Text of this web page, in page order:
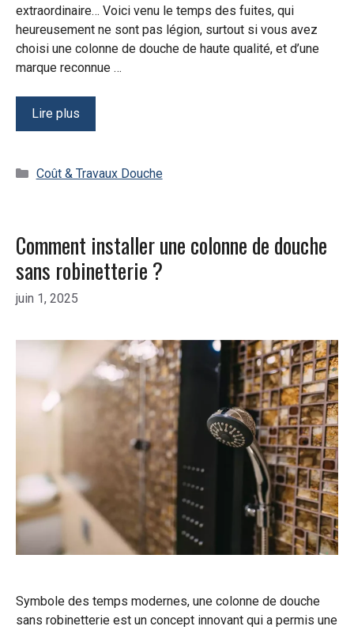
extraordinaire… Voici venu le temps des fuites, qui
heureusement ne sont pas légion, surtout si vous avez
choisi une colonne de douche de haute qualité, et d’une
marque reconnue …
Lire plus
Catégories
Coût & Travaux Douche
Comment installer une colonne de douche
sans robinetterie ?
juin 1, 2025
Symbole des temps modernes, une colonne de douche
sans robinetterie est un concept innovant qui a permis une